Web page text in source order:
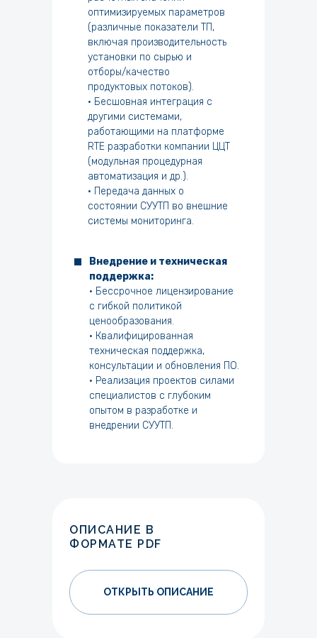
оптимизируемых параметров
(различные показатели ТП,
включая производительность
установки по сырью и
отборы/качество
продуктовых потоков).
• Бесшовная интеграция с
другими системами,
работающими на платформе
RTE разработки компании ЦЦТ
(модульная процедурная
автоматизация и др.).
• Передача данных о
состоянии СУУТП во внешние
системы мониторинга.
Внедрение и техническая
поддержка:
• Бессрочное лицензирование
с гибкой политикой
ценообразования.
• Квалифицированная
техническая поддержка,
консультации и обновления ПО.
• Реализация проектов силами
специалистов с глубоким
опытом в разработке и
внедрении СУУТП.
ОПИСАНИЕ В
ФОРМАТЕ PDF
ОТКРЫТЬ ОПИСАНИЕ